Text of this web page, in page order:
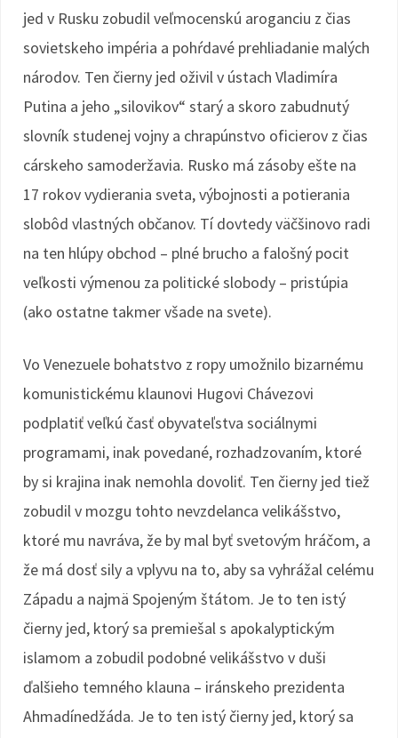
jed v Rusku zobudil veľmocenskú aroganciu z čias
sovietskeho impéria a pohŕdavé prehliadanie malých
národov. Ten čierny jed oživil v ústach Vladimíra
Putina a jeho „silovikov“ starý a skoro zabudnutý
slovník studenej vojny a chrapúnstvo oficierov z čias
cárskeho samoderžavia. Rusko má zásoby ešte na
17 rokov vydierania sveta, výbojnosti a potierania
slobôd vlastných občanov. Tí dovtedy väčšinovo radi
na ten hlúpy obchod – plné brucho a falošný pocit
veľkosti výmenou za politické slobody – pristúpia
(ako ostatne takmer všade na svete).
Vo Venezuele bohatstvo z ropy umožnilo bizarnému
komunistickému klaunovi Hugovi Chávezovi
podplatiť veľkú časť obyvateľstva sociálnymi
programami, inak povedané, rozhadzovaním, ktoré
by si krajina inak nemohla dovoliť. Ten čierny jed tiež
zobudil v mozgu tohto nevzdelanca velikášstvo,
ktoré mu navráva, že by mal byť svetovým hráčom, a
že má dosť sily a vplyvu na to, aby sa vyhrážal celému
Západu a najmä Spojeným štátom. Je to ten istý
čierny jed, ktorý sa premiešal s apokalyptickým
islamom a zobudil podobné velikášstvo v duši
ďalšieho temného klauna – iránskeho prezidenta
Ahmadínedžáda. Je to ten istý čierny jed, ktorý sa